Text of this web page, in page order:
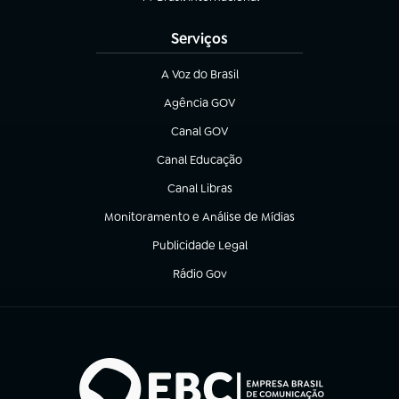
Serviços
A Voz do Brasil
(abre em nova aba)
Agência GOV
(abre em nova aba)
Canal GOV
(abre em nova aba)
Canal Educação
(abre em nova aba)
Canal Libras
(abre em nova aba)
Monitoramento e Análise de Mídias
(abre em nova aba)
Publicidade Legal
(abre em nova aba)
Rádio Gov
(abre em nova aba)